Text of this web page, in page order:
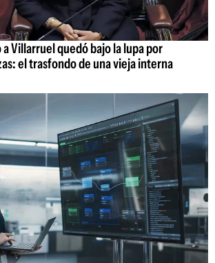
a Villarruel quedó bajo la lupa por
el trasfondo de una vieja interna